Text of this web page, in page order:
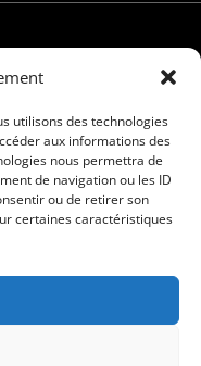
utilisons des technologies
aux informations des
nous permettra de
de navigation ou les ID
ou de retirer son
certaines caractéristiques
Service proposé